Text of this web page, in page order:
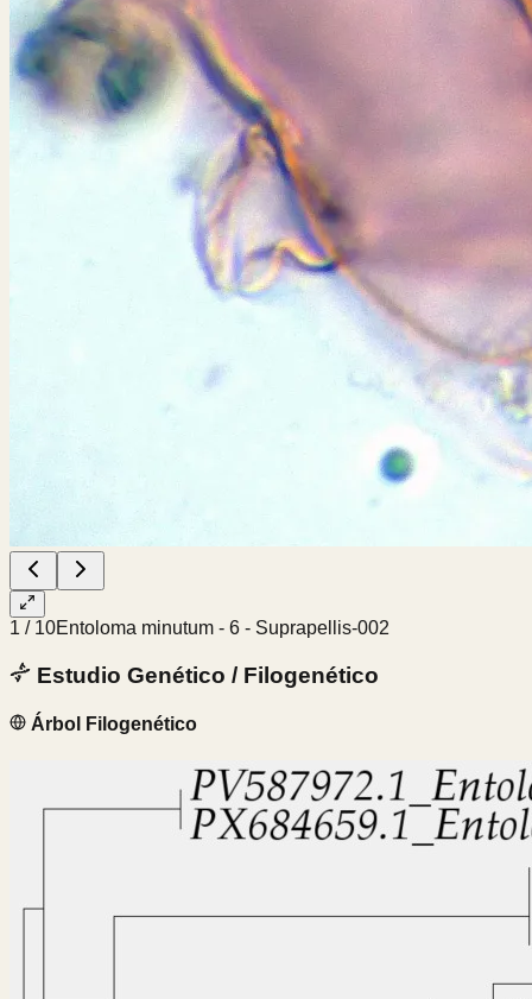
1 / 10Entoloma minutum - 6 - Suprapellis-002
Estudio Genético / Filogenético
Árbol Filogenético